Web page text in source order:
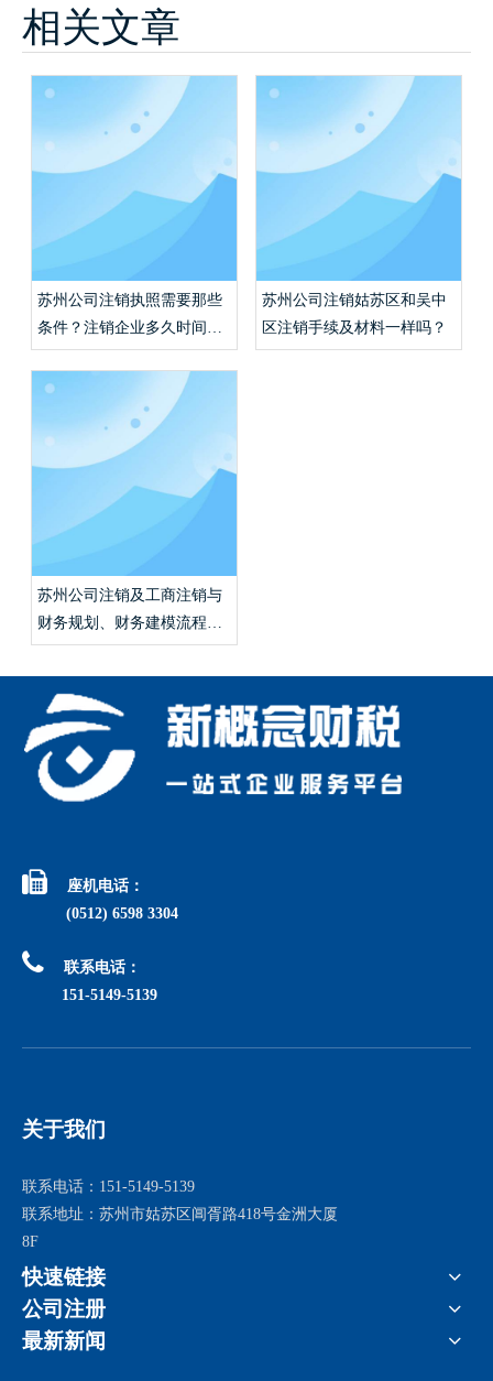
相关文章
苏州公司注销执照需要那些
条件？注销企业多久时间能
完成？
苏州公司注销姑苏区和吴中
区注销手续及材料一样吗？
苏州公司注销及工商注销与
财务规划、财务建模流程怎
么走？

座机电话：
(0512) 6598 3304

联系电话：
151-5149-5139
关于我们
联系电话：151-5149-5139
联系地址：苏州市姑苏区阊胥路418号金洲大厦
8F
快速链接
公司注册
最新新闻